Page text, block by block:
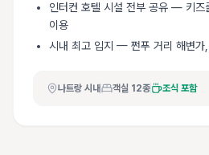
인터컨 호텔 시설 전부 공유 — 키즈
이용
시내 최고 입지 — 쩐푸 거리 해변가
나트랑 시내 객실 12종 조식 포함